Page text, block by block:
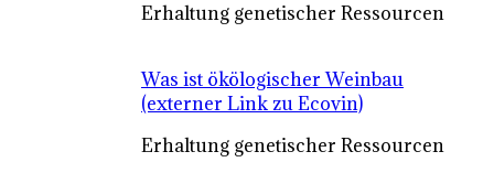
Erhaltung genetischer Ressourcen
Was ist ökölogischer Weinbau
(externer Link zu Ecovin)
Erhaltung genetischer Ressourcen